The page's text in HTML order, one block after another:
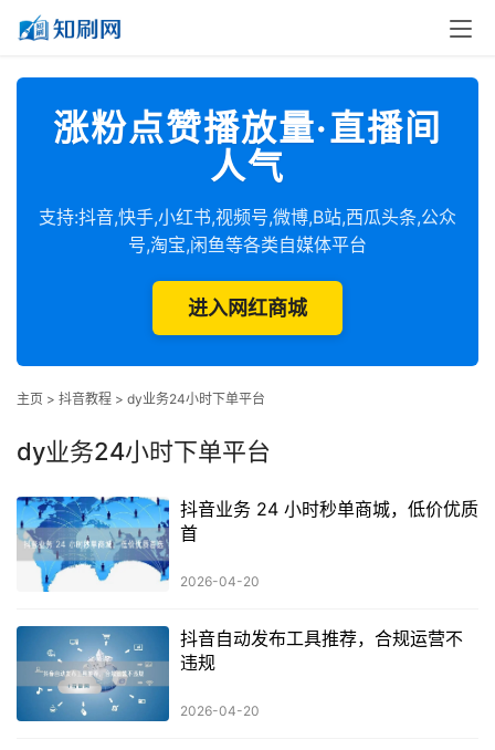
涨粉点赞播放量·直播间
人气
支持:抖音,快手,小红书,视频号,微博,B站,西瓜头条,公众
号,淘宝,闲鱼等各类自媒体平台
进入网红商城
主页 > 抖音教程 > dy业务24小时下单平台
dy业务24小时下单平台
抖音业务 24 小时秒单商城，低价优质
首
2026-04-20
抖音自动发布工具推荐，合规运营不
违规
2026-04-20